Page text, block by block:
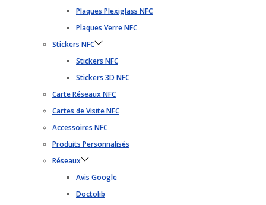
Plaques Plexiglass NFC
Plaques Verre NFC
Stickers NFC
Stickers NFC
Stickers 3D NFC
Carte Réseaux NFC
Cartes de Visite NFC
Accessoires NFC
Produits Personnalisés
Réseaux
Avis Google
Doctolib